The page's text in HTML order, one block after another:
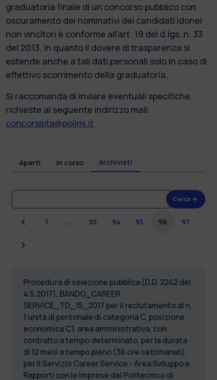
graduatoria finale di un concorso pubblico con
oscuramento dei nominativi dei candidati idonei
non vincitori è conforme all’art. 19 del d.lgs. n. 33
del 2013, in quanto il dovere di trasparenza si
estende anche a tali dati personali solo in caso di
effettivo scorrimento della graduatoria.
Si raccomanda di inviare eventuali specifiche
richieste al seguente indirizzo mail:
concorsipta@polimi.it.
Aperti In corso Archiviati
Cerca
Precedente
1 … 93 94 95 96 97
Successiva
Procedura di selezione pubblica (D.D. 2242 del
4.5.2017), BANDO_CAREER
SERVICE_TD_15_2017 per il reclutamento di n.
1 unità di personale di categoria C, posizione
economica C1, area amministrativa, con
contratto a tempo determinato, per la durata
di 12 mesi a tempo pieno (36 ore settimanali),
per il Servizio Career Service - Area Sviluppo e
Rapporti con le Imprese del Politecnico di